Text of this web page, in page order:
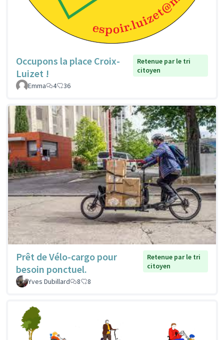
Occupons la place Croix-
Luizet !
Retenue par le tri
citoyen
Emma
4 36
Prêt de Vélo-cargo pour
besoin ponctuel.
Retenue par le tri
citoyen
Yves Dubillard
8 8